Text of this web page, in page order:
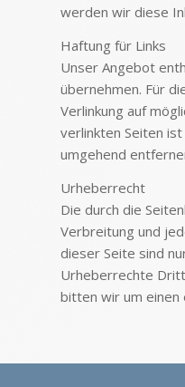
werden wir diese
Haftung für Links
Unser Angebot
übernehmen. Für
Verlinkung auf
verlinkten Seiten
umgehend
Urheberrecht
Die durch die
Verbreitung und
dieser Seite sind
Urheberrechte
bitten wir um einen